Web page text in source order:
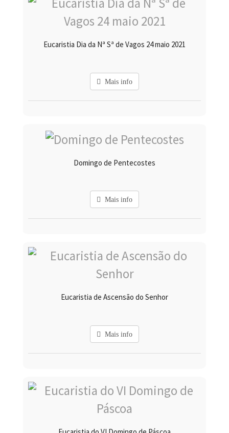
Eucaristia Dia da Nª Sª de Vagos 24 maio 2021
Mais info
Domingo de Pentecostes
Mais info
Eucaristia de Ascensão do Senhor
Mais info